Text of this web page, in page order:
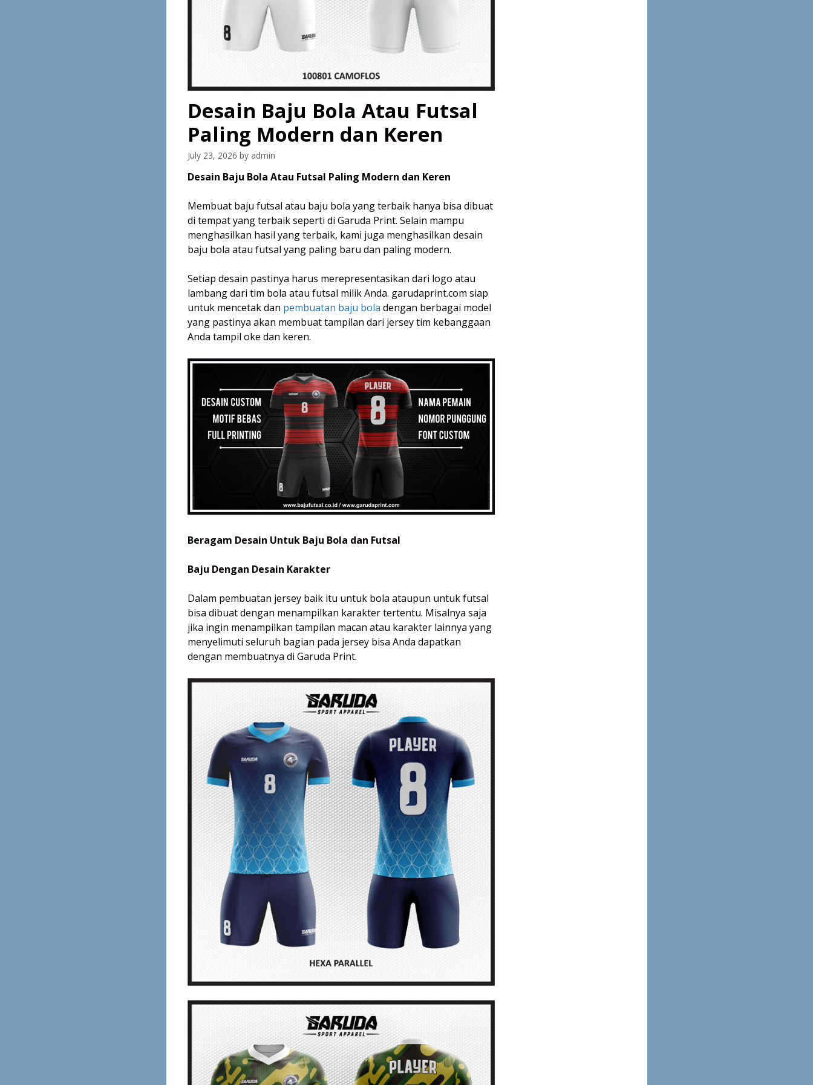
Desain Baju Bola Atau Futsal
Paling Modern dan Keren
July 23, 2026 by admin
Desain Baju Bola Atau Futsal Paling Modern dan Keren
Membuat baju futsal atau baju bola yang terbaik hanya bisa dibuat
di tempat yang terbaik seperti di Garuda Print. Selain mampu
menghasilkan hasil yang terbaik, kami juga menghasilkan desain
baju bola atau futsal yang paling baru dan paling modern.
Setiap desain pastinya harus merepresentasikan dari logo atau
lambang dari tim bola atau futsal milik Anda. garudaprint.com siap
untuk mencetak dan pembuatan baju bola dengan berbagai model
yang pastinya akan membuat tampilan dari jersey tim kebanggaan
Anda tampil oke dan keren.
Beragam Desain Untuk Baju Bola dan Futsal
Baju Dengan Desain Karakter
Dalam pembuatan jersey baik itu untuk bola ataupun untuk futsal
bisa dibuat dengan menampilkan karakter tertentu. Misalnya saja
jika ingin menampilkan tampilan macan atau karakter lainnya yang
menyelimuti seluruh bagian pada jersey bisa Anda dapatkan
dengan membuatnya di Garuda Print.